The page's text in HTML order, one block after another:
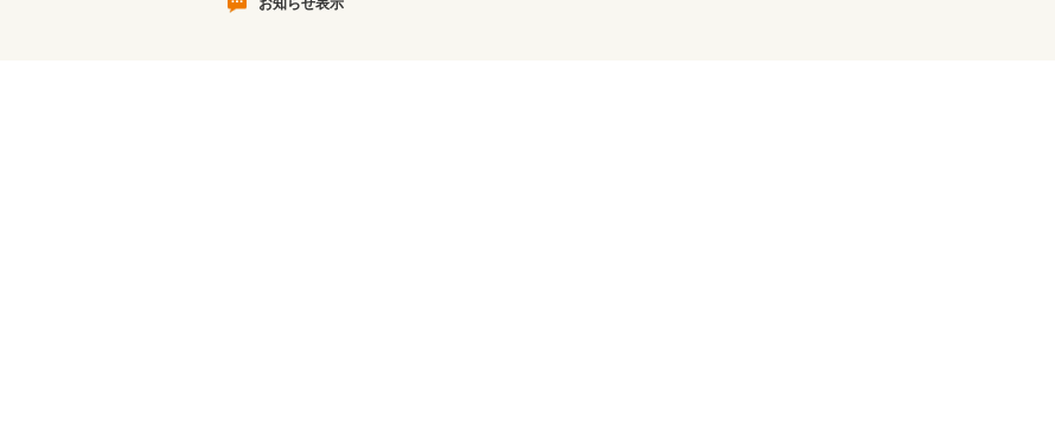
お知らせ表示